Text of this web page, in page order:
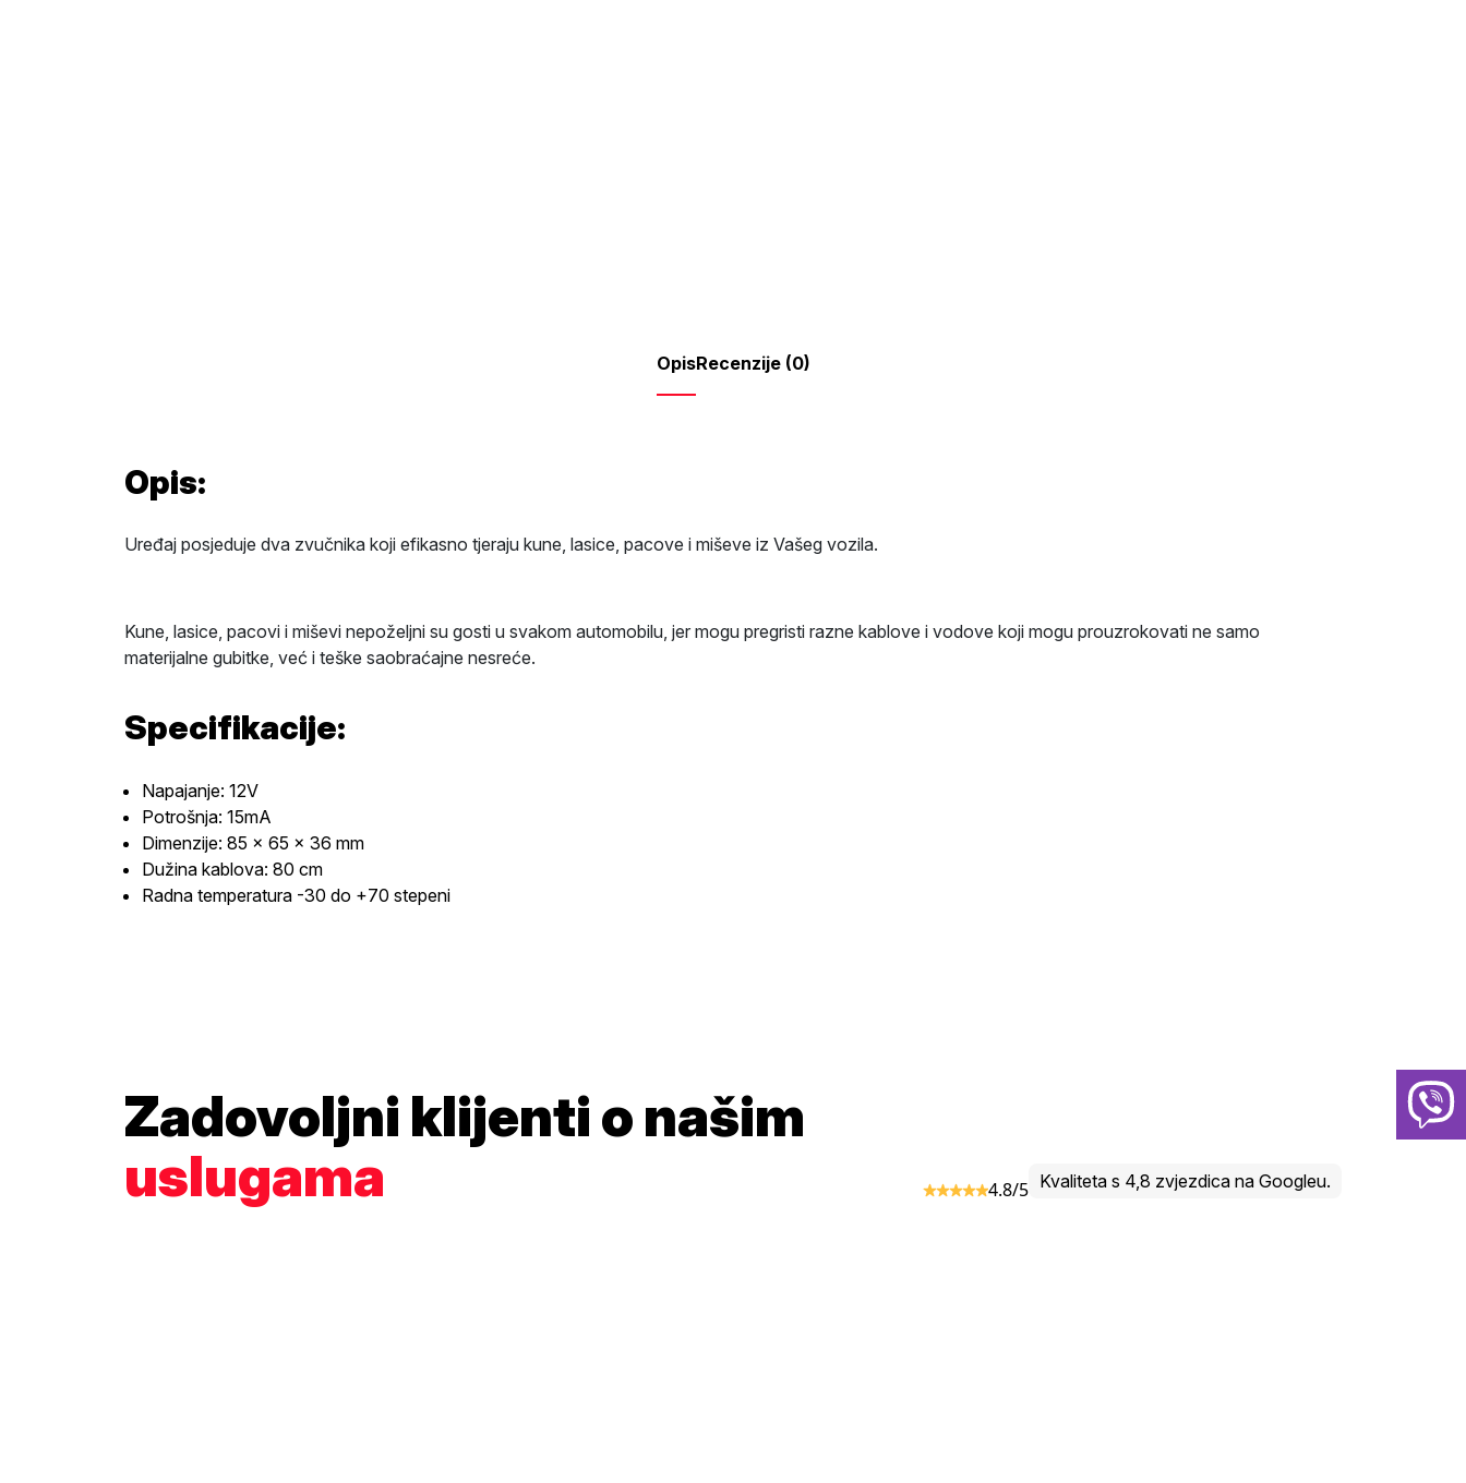
OpisRecenzije (0)
Opis:
Uređaj posjeduje dva zvučnika koji efikasno tjeraju kune, lasice, pacove i miševe iz Vašeg vozila.
Kune, lasice, pacovi i miševi nepoželjni su gosti u svakom automobilu, jer mogu pregristi razne kablove i vodove koji mogu prouzrokovati ne samo
materijalne gubitke, već i teške saobraćajne nesreće.
Specifikacije:
Napajanje: 12V
Potrošnja: 15mA
Dimenzije: 85 x 65 x 36 mm
Dužina kablova: 80 cm
Radna temperatura -30 do +70 stepeni
Zadovoljni klijenti o našim
uslugama
4.8/5 Kvaliteta s 4,8 zvjezdica na Googleu.